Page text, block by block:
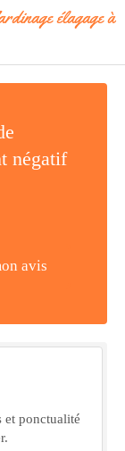
élagage à
négatif
avis
et ponctualité